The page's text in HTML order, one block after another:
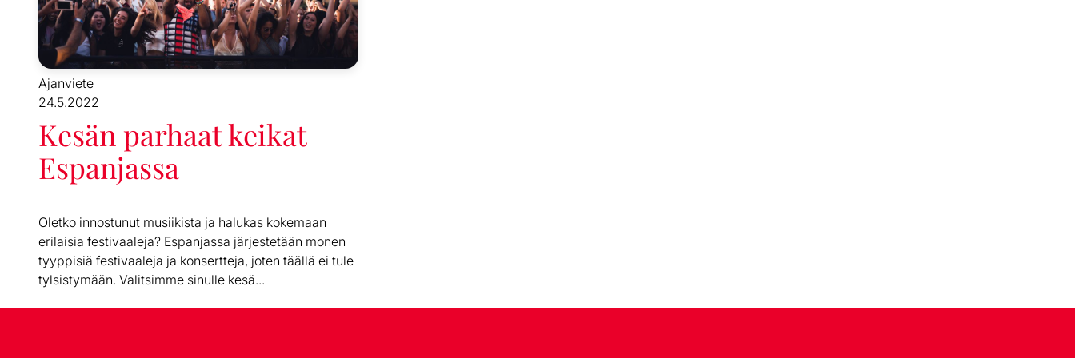
Ajanviete
24.5.2022
Kesän parhaat keikat
Espanjassa
Oletko innostunut musiikista ja halukas kokemaan
erilaisia festivaaleja? Espanjassa järjestetään monen
tyyppisiä festivaaleja ja konsertteja, joten täällä ei tule
tylsistymään. Valitsimme sinulle kesä...